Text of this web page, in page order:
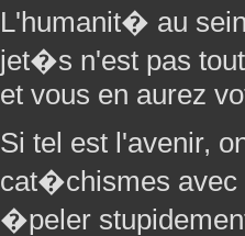
L'humanit� au
jet�s n'est pas
et vous en aurez
Si tel est l'avenir,
cat�chismes avec
�peler